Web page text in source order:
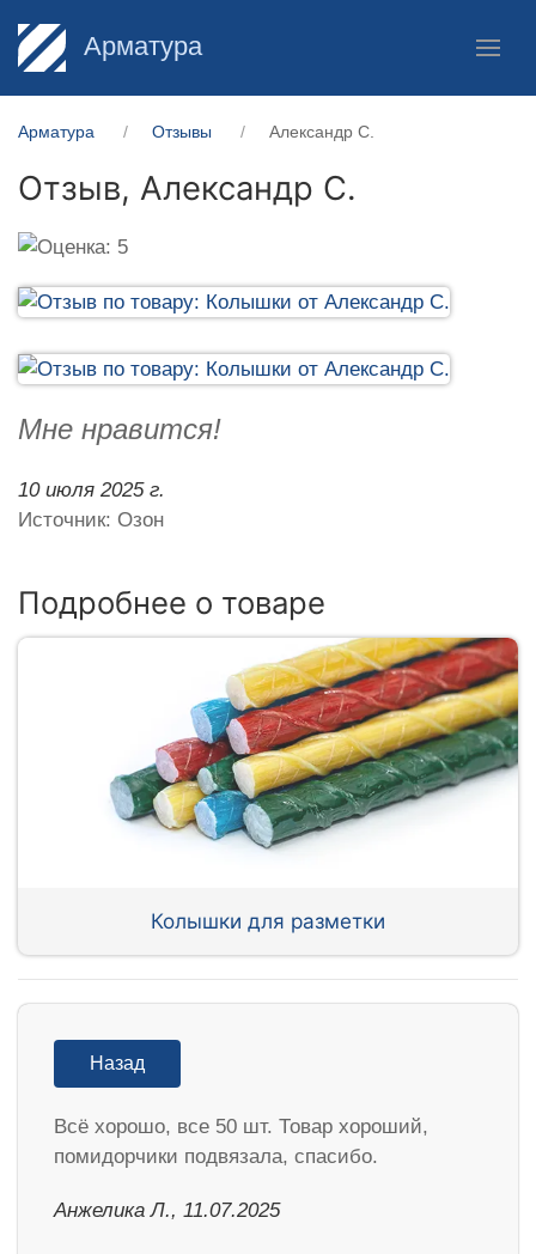
Арматура
Арматура Отзывы Александр С.
Отзыв, Александр С.
Мне нравится!
10 июля 2025 г.
Источник: Озон
Подробнее о товаре
Колышки для разметки
Назад
Всё хорошо, все 50 шт. Товар хороший,
помидорчики подвязала, спасибо.
Анжелика Л., 11.07.2025